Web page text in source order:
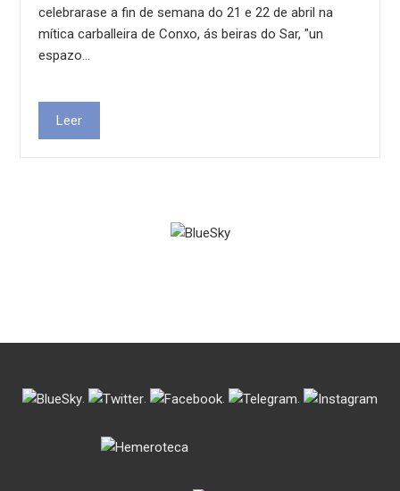
celebrarase a fin de semana do 21 e 22 de abril na
mítica carballeira de Conxo, ás beiras do Sar, "un
espazo…
Leer
. . . .